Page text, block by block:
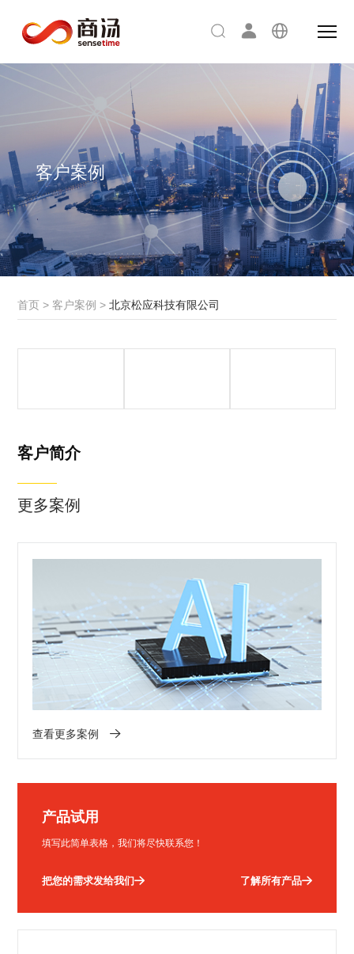
客户案例
首页 >客户案例 >北京松应科技有限公司
研发国内首个物
ORCA，全面支
持具身智能/自动
驾驶/低空经济/
智能制造等领域
与智能训练。
基于云3D引擎架
同、数据统一、
合成数据等前沿
技术，专门训练
机器人和智能体
的“智慧脑”“灵巧
手”和“敏捷脚”。
客户简介
更多案例
查看更多案例
产品试用
填写此简单表格，我们将尽快联系您！
把您的需求发给我们 了解所有产品